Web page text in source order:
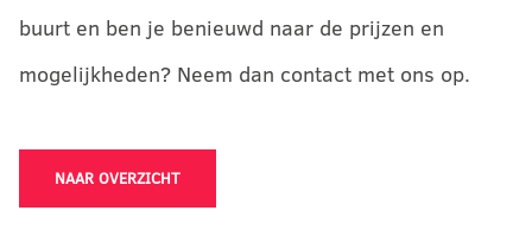
buurt en ben je benieuwd naar de prijzen en
mogelijkheden? Neem dan contact met ons op.
NAAR OVERZICHT